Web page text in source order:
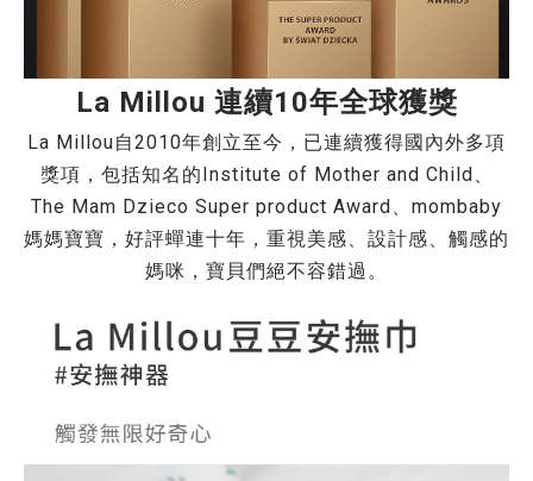
La Millou 連續10年全球獲獎
La Millou自2010年創立至今，已連續獲得國內外多項
獎項，包括知名的Institute of Mother and Child、
The Mam Dzieco Super product Award、mombaby
媽媽寶寶，好評蟬連十年，重視美感、設計感、觸感的
媽咪，寶貝們絕不容錯過。